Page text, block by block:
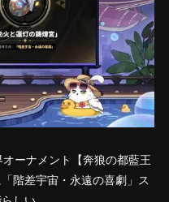
ーナメント【奔狼の都藍王
階差宇宙・永遠の喜劇」ス